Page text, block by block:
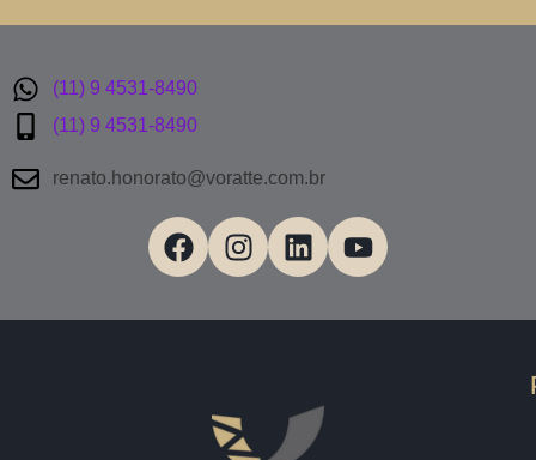
(11) 9 4531-8490
(11) 9 4531-8490
renato.honorato@voratte.com.br